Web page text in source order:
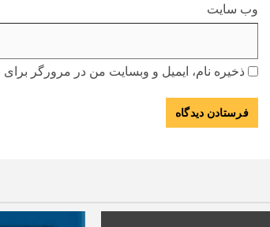
وب‌ سایت
ذخیره نام، ایمیل و وبسایت من در مرورگر